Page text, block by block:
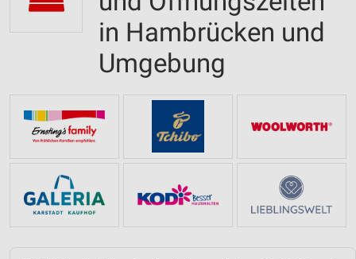
in Hambrücken und
Umgebung